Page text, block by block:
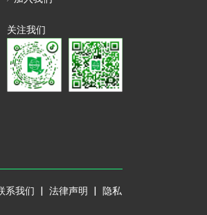
关注我们
抖音
二维码
微信
公众号
系我们 | 法律声明 | 隐私